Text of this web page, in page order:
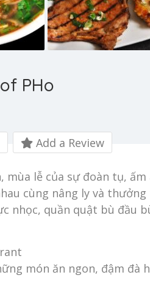
PHo
Add a Review
mùa lễ của sự đoàn tụ,
cùng nâng ly và
nhọc, quần quật bù đầu
món ăn ngon, đậm đà